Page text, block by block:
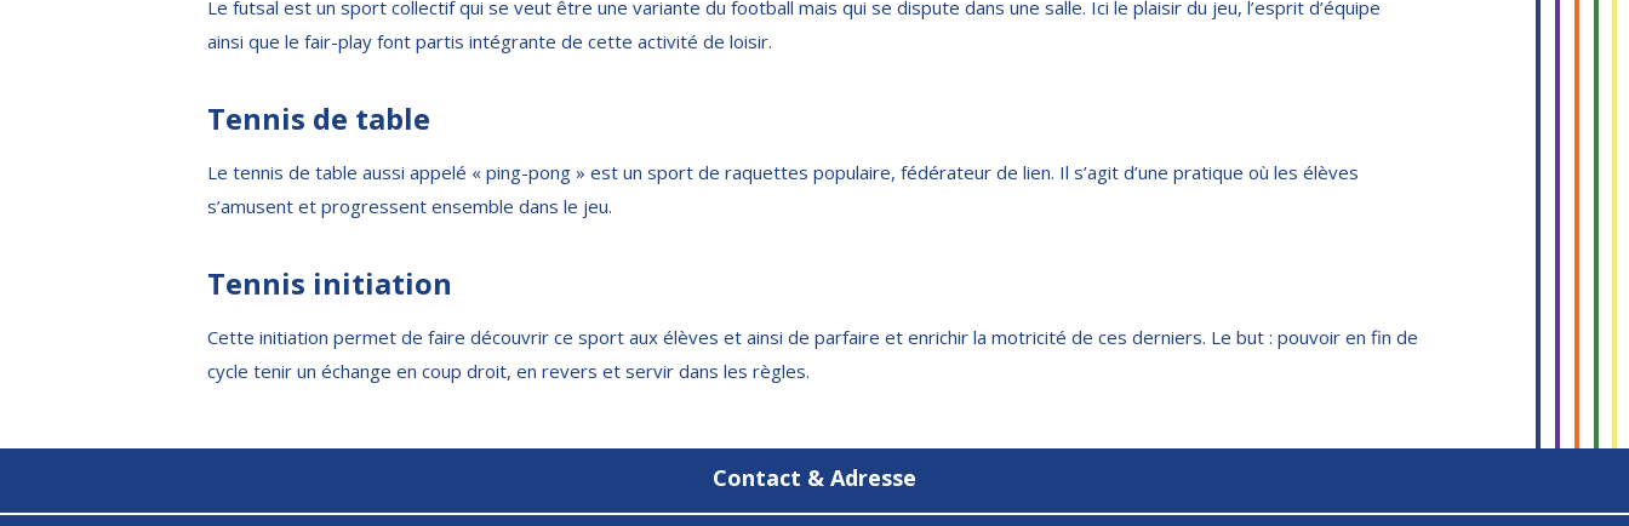
Le futsal est un sport collectif qui se veut être une variante du football mais qui se dispute dans une salle. Ici le plaisir du jeu, l’esprit d’équipe
ainsi que le fair-play font partis intégrante de cette activité de loisir.
Tennis de table
Le tennis de table aussi appelé « ping-pong » est un sport de raquettes populaire, fédérateur de lien. Il s’agit d’une pratique où les élèves
s’amusent et progressent ensemble dans le jeu.
Tennis initiation
Cette initiation permet de faire découvrir ce sport aux élèves et ainsi de parfaire et enrichir la motricité de ces derniers. Le but : pouvoir en fin de
cycle tenir un échange en coup droit, en revers et servir dans les règles.
Contact & Adresse